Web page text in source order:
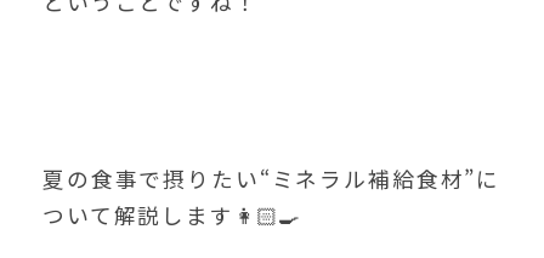
夏の食事で摂りたい“ミネラル補給食材”に
ついて解説します👩🏻‍🍳